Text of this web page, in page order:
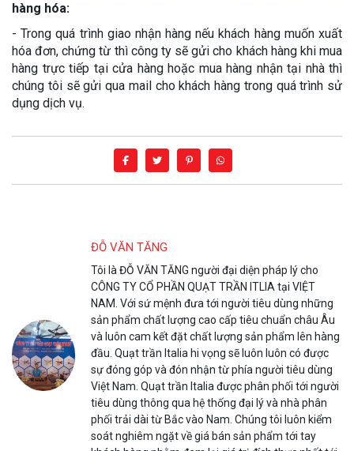
hàng hóa:
- Trong quá trình giao nhận hàng nếu khách hàng muốn xuất
hóa đơn, chứng từ thì công ty sẽ gửi cho khách hàng khi mua
hàng trực tiếp tại cửa hàng hoặc mua hàng nhận tại nhà thì
chúng tôi sẽ gửi qua mail cho khách hàng trong quá trình sử
dụng dịch vụ.
ĐỖ VĂN TĂNG
Tôi là ĐỖ VĂN TĂNG người đại diện pháp lý cho
CÔNG TY CỔ PHẦN QUẠT TRẦN ITLIA tại VIỆT
NAM. Với sứ mệnh đưa tới người tiêu dùng những
sản phẩm chất lượng cao cấp tiêu chuẩn châu Âu
và luôn cam kết đặt chất lượng sản phẩm lên hàng
đầu. Quạt trần Italia hi vọng sẽ luôn luôn có được
sự đóng góp và đón nhận từ phía người tiêu dùng
Việt Nam. Quạt trần Italia được phân phối tới người
tiêu dùng thông qua hệ thống đại lý và nhà phân
phối trải dài từ Bắc vào Nam. Chúng tôi luôn kiểm
soát nghiêm ngặt về giá bán sản phẩm tới tay